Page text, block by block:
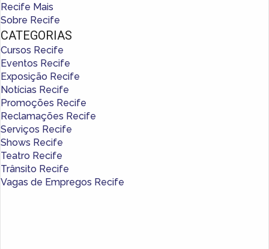
Recife Mais
Sobre Recife
CATEGORIAS
Cursos Recife
Eventos Recife
Exposição Recife
Notícias Recife
Promoções Recife
Reclamações Recife
Serviços Recife
Shows Recife
Teatro Recife
Trânsito Recife
Vagas de Empregos Recife